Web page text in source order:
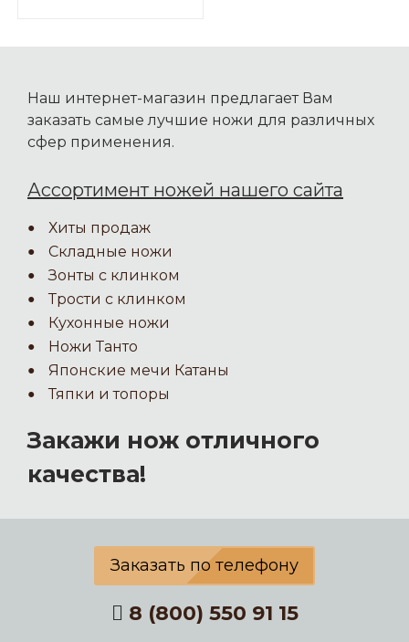
Наш интернет-магазин предлагает Вам
заказать самые лучшие ножи для различных
сфер применения.
Ассортимент ножей нашего сайта
Хиты продаж
Складные ножи
Зонты с клинком
Трости с клинком
Кухонные ножи
Ножи Танто
Японские мечи Катаны
Тяпки и топоры
Закажи нож отличного
качества!
Заказать по телефону
8 (800) 550 91 15